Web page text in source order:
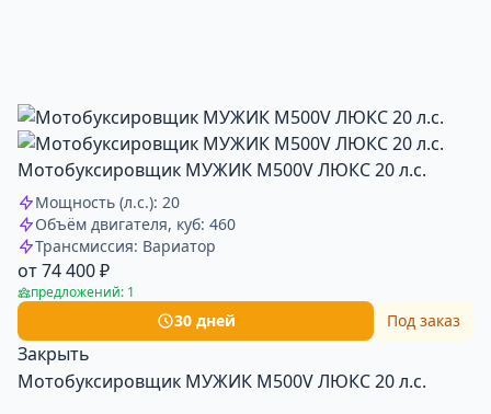
Мотобуксировщик МУЖИК М500V ЛЮКС 20 л.с.
Мощность (л.с.): 20
Объём двигателя, куб: 460
Трансмиссия: Вариатор
от 74 400 ₽
предложений: 1
30 дней Под заказ
Закрыть
Мотобуксировщик МУЖИК М500V ЛЮКС 20 л.с.